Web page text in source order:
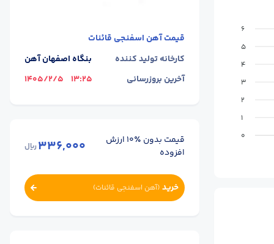
6
5
4
3
2
1
0
قیمتآهن اسفنجی قائنات
کارخانه تولید کننده
بنگاه اصفهان آهن
آخرین بروزرسانی
13:25
1405/2/5
قیمت بدون ٪۱۰ ارزش
افزوده
336,000ریال
خرید (آهن اسفنجی قائنات)